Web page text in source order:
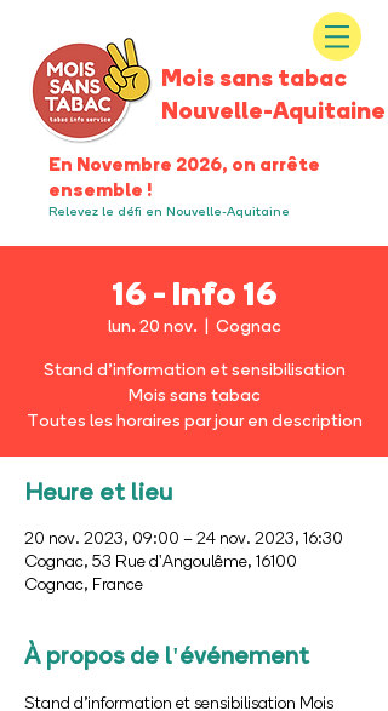
Mois sans tabac
Nouvelle-Aquitaine
En Novembre 2026, on arrête
ensemble !
Relevez le défi en Nouvelle-Aquitaine
16 - Info 16
lun. 20 nov.
  |
Cognac
Stand d’information et sensibilisation
Mois sans tabac
Toutes les horaires par jour en description
Heure et lieu
20 nov. 2023, 09:00 – 24 nov. 2023, 16:30
Cognac, 53 Rue d'Angoulême, 16100
Cognac, France
À propos de l'événement
Stand d’information et sensibilisation Mois